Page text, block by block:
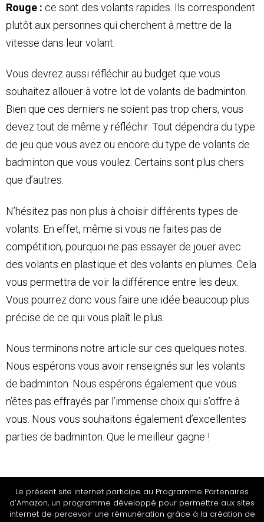
Rouge : ce sont des volants rapides. Ils correspondent
plutôt aux personnes qui cherchent à mettre de la
vitesse dans leur volant.
Vous devrez aussi réfléchir au budget que vous
souhaitez allouer à votre lot de volants de badminton.
Bien que ces derniers ne soient pas trop chers, vous
devez tout de même y réfléchir. Tout dépendra du type
de jeu que vous avez ou encore du type de volants de
badminton que vous voulez. Certains sont plus chers
que d’autres.
N’hésitez pas non plus à choisir différents types de
volants. En effet, même si vous ne faites pas de
compétition, pourquoi ne pas essayer de jouer avec
des volants en plastique et des volants en plumes. Cela
vous permettra de voir la différence entre les deux.
Vous pourrez donc vous faire une idée beaucoup plus
précise de ce qui vous plaît le plus.
Nous terminons notre article sur ces quelques notes.
Nous espérons vous avoir renseignés sur les volants
de badminton. Nous espérons également que vous
n’êtes pas effrayés par l’immense choix qui s’offre à
vous. Nous vous souhaitons également d’excellentes
parties de badminton. Que le meilleur gagne !
Le présent site internet participe au Programme Partenaires
d’Amazon, un programme développé pour permettre aux sites
internet de percevoir une rémunération grâce à la création de